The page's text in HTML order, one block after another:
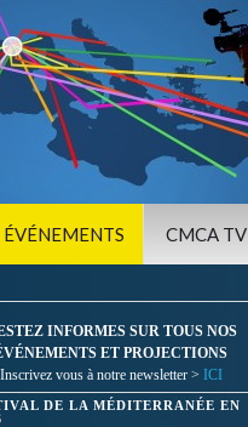
ÉVÉNEMENTS CMCA TV
INFORMES SUR TOUS NOS
ET PROJECTIONS
Inscrivez vous à notre newsletter > ICI
DE LA MÉDITERRANÉE EN